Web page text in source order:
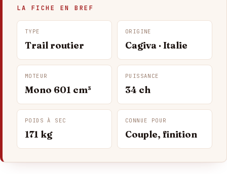
LA FICHE EN BREF
TYPE
Trail routier
ORIGINE
Cagiva · Italie
MOTEUR
Mono 601 cm³
PUISSANCE
34 ch
POIDS À SEC
171 kg
CONNUE POUR
Couple, finition